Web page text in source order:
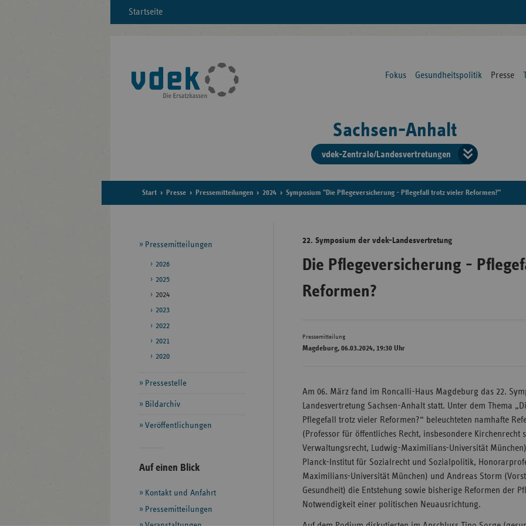
Startseite
Fokus Gesundheitspolitik Presse
Sachsen-Anhalt
vdek-Zentrale/Landesvertretungen
der
Start Presse Pressemitteilungen 2024 Symposium "Die Pflegeversicherung - Pflegefall trotz vieler Reformen?"
22. Symposium der vdek-Landesvertretung
Die Pflegeversicherung -
Reformen?
Pressemitteilung
Magdeburg, 06.03.2024, 19:30 Uhr
Am 06. März fand im Roncalli-Haus Magdeburg das 22.
Landesvertretung Sachsen-Anhalt statt. Unter dem Thema
Pflegefall trotz vieler Reformen?“ beleuchteten namhafte
(Professor für öffentliches Recht, insbesondere Kirchenrecht
Verwaltungsrecht, Ludwig-Maximilians-Universität
Planck-Institut für Sozialrecht und Sozialpolitik,
Maximilians-Universität München) und Andreas Storm
Gesundheit) die Entstehung sowie bisherige Reformen der
Notwendigkeit einer politischen Neuausrichtung.
Seitennavigation
Pressemitteilungen
2026
2025
2024
2023
2022
2021
2020
Pressestelle
Bildarchiv
Veröffentlichungen
Seitenleiste
weiteren
Informationen
Auf einen Blick
Kontakt und Anfahrt
Pressemitteilungen